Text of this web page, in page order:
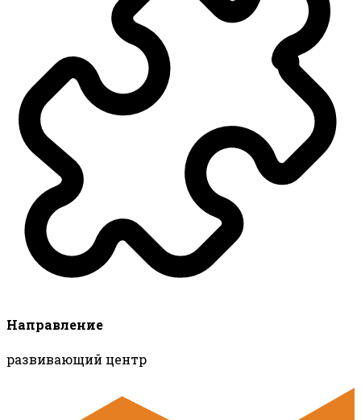
Направление
развивающий центр